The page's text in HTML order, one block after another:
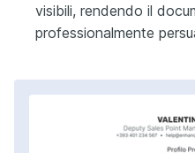
visibili, rendendo il
professionalmente